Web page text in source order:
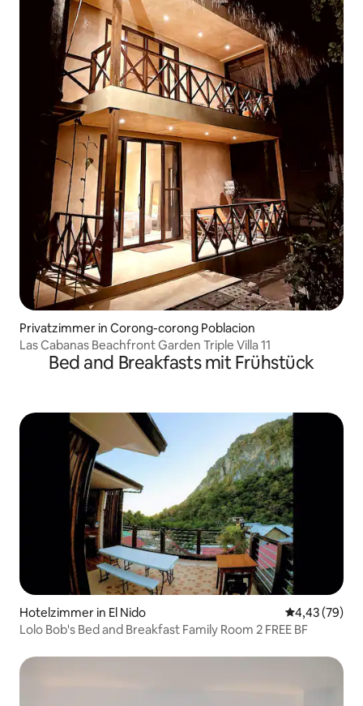
Privatzimmer in Corong-corong Poblacion
Las Cabanas Beachfront Garden Triple Villa 11
Bed and Breakfasts mit Frühstück
Hotelzimmer in El Nido
4,43 (79)
Lolo Bob's Bed and Breakfast Family Room 2 FREE BF